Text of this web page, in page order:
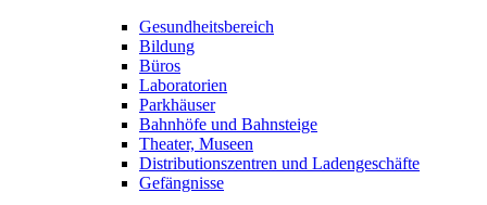
Gesundheitsbereich
Bildung
Büros
Laboratorien
Parkhäuser
Bahnhöfe und Bahnsteige
Theater, Museen
Distributionszentren und Ladengeschäfte
Gefängnisse